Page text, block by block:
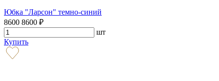
Юбка "Ларсон" темно-синий
8600 8600 ₽
шт
Купить